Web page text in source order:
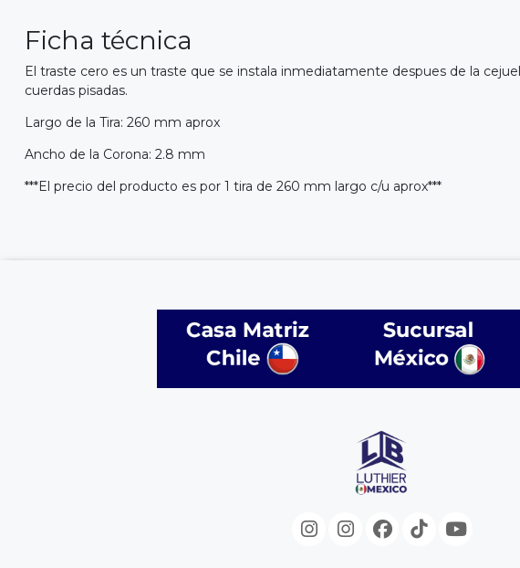
Ficha técnica
El traste cero es un traste que se instala inmediatamente despues de la
cuerdas pisadas.
Largo de la Tira: 260 mm aprox
Ancho de la Corona: 2.8 mm
***El precio del producto es por 1 tira de 260 mm largo c/u aprox***